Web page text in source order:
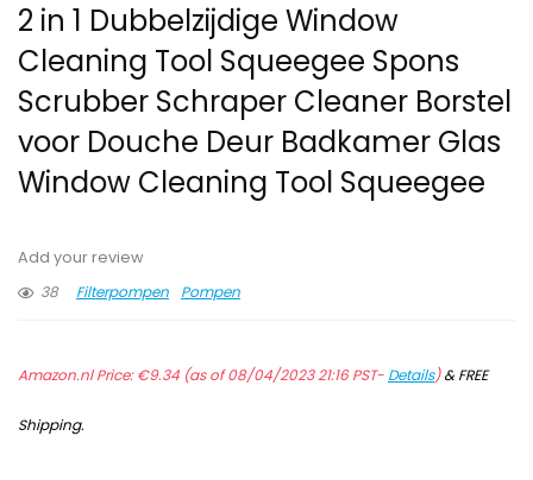
2 in 1 Dubbelzijdige Window
Cleaning Tool Squeegee Spons
Scrubber Schraper Cleaner Borstel
voor Douche Deur Badkamer Glas
Window Cleaning Tool Squeegee
Add your review
38
Filterpompen Pompen
Amazon.nl Price:€9.34 (as of 08/04/2023 21:16 PST- Details)&FREE
Shipping.